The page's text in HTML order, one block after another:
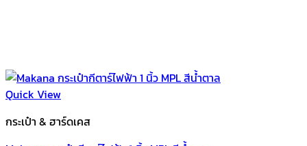
Quick View
กระเป๋า & ฮาร์ดเคส